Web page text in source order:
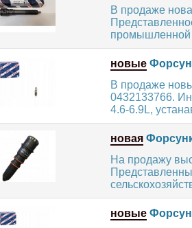
В продаже
промышленной
новые
В продаже
0432133766.
4.6-6.9L,
новая
На продажу
новые